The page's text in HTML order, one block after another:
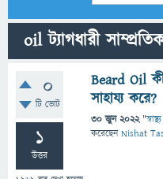
oil ট্যাগধারী
0
টি ভোট
1
উত্তর
Beard Oil
সাহায্য করে?
30 জুন 2022 "
করেছেনNishat